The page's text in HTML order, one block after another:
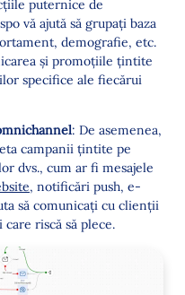
puternice de
vă ajută să grupați baza
demografie, etc.
și promoțiile țintite
specifice ale fiecărui
: De asemenea,
campanii țintite pe
dvs., cum ar fi mesajele
, notificări push, e-
să comunicați cu clienții
riscă să plece.